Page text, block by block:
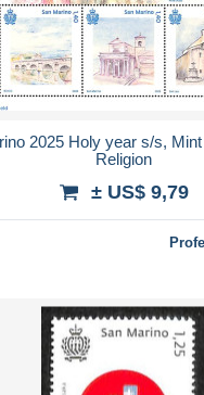
2025 Holy year s/s,
Religion
± US$ 9,79